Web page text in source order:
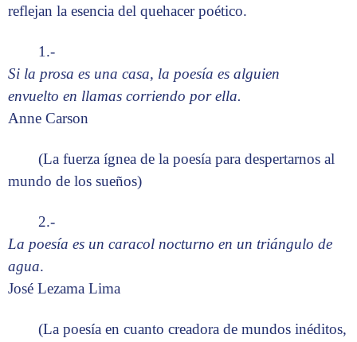
reflejan la esencia del quehacer poético.
1.-
Si la prosa es una casa, la poesía es alguien
envuelto en llamas corriendo por ella.
Anne Carson
(La fuerza ígnea de la poesía para despertarnos al
mundo de los sueños)
2.-
La poesía es un caracol nocturno en un triángulo de
agua.
José Lezama Lima
(La poesía en cuanto creadora de mundos inéditos,